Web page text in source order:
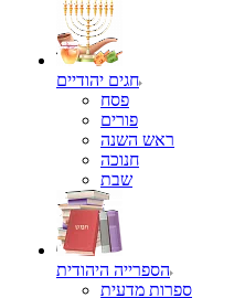
חגים יהודיים
פסח
פורים
ראש השנה
חנוכה
שבת
הספרייה היהודית
ספרות מדעית